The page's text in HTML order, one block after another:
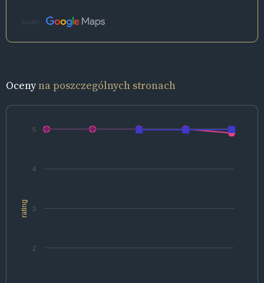
Źródło:
Ocenyna poszczególnych stronach
rating
2
3
4
5